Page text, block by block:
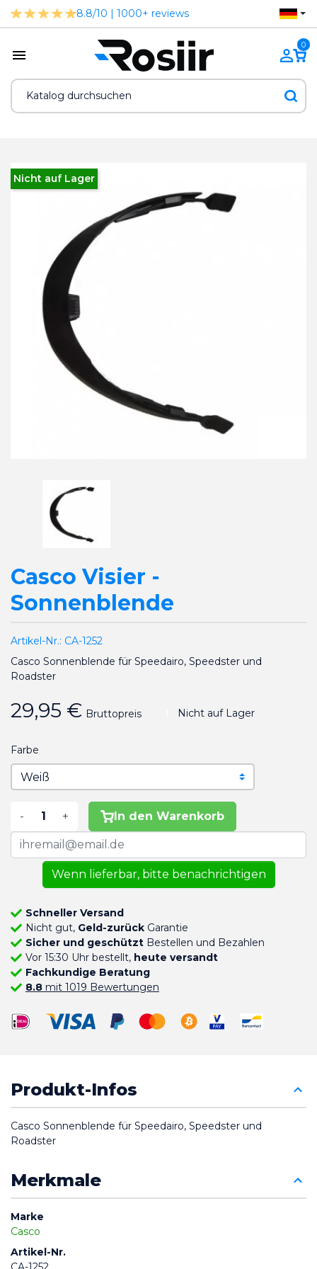
8.8/10 | 1000+ reviews
0
Nicht auf Lager
Casco Visier -
Sonnenblende
Artikel-Nr.: CA-1252
Casco Sonnenblende für Speedairo, Speedster und
Roadster
29,95 € Bruttopreis Nicht auf Lager
Farbe
- + In den Warenkorb
Wenn lieferbar, bitte benachrichtigen
Schneller Versand
Nicht gut, Geld-zurückGarantie
Sicher und geschütztBestellen und Bezahlen
Vor 15:30 Uhr bestellt, heute versandt
Fachkundige Beratung
8.8mit 1019 Bewertungen
Produkt-Infos
Casco Sonnenblende für Speedairo, Speedster und
Roadster
Merkmale
Marke
Casco
Artikel-Nr.